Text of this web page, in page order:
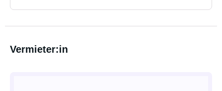
Vermieter:in